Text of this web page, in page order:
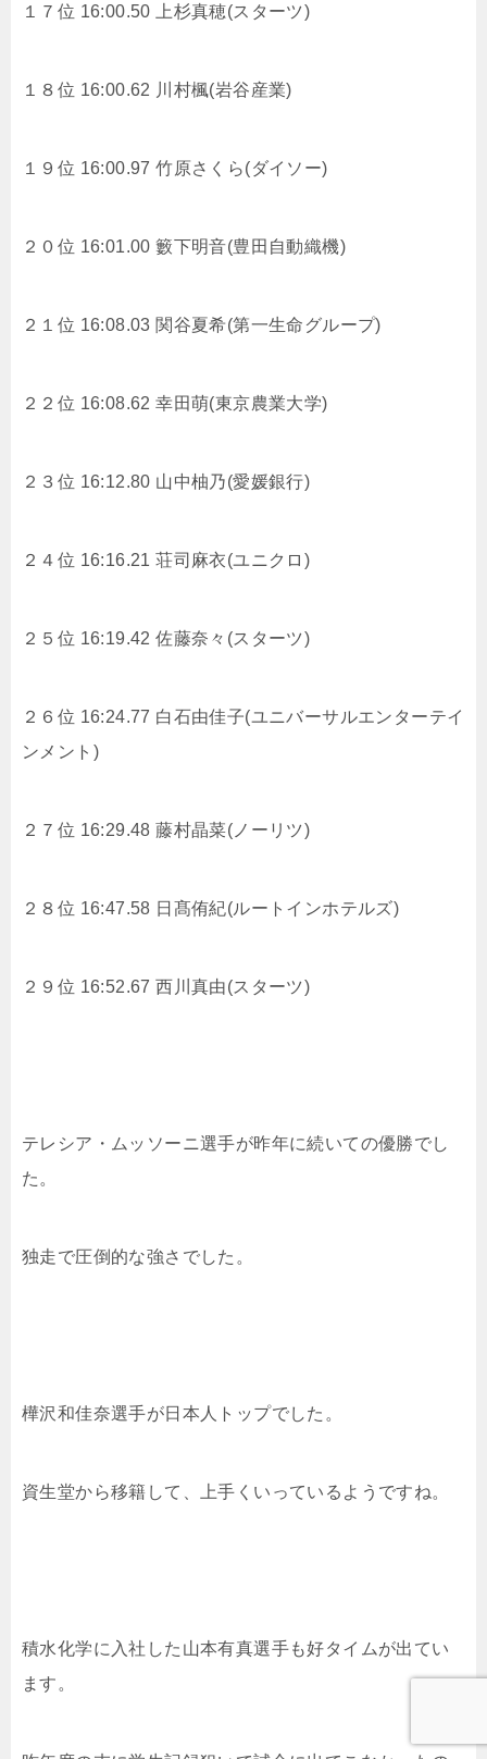
１７位 16:00.50 上杉真穂(スターツ)
１８位 16:00.62 川村楓(岩谷産業)
１９位 16:00.97 竹原さくら(ダイソー)
２０位 16:01.00 籔下明音(豊田自動織機)
２１位 16:08.03 関谷夏希(第一生命グループ)
２２位 16:08.62 幸田萌(東京農業大学)
２３位 16:12.80 山中柚乃(愛媛銀行)
２４位 16:16.21 荘司麻衣(ユニクロ)
２５位 16:19.42 佐藤奈々(スターツ)
２６位 16:24.77 白石由佳子(ユニバーサルエンターテイ
ンメント)
２７位 16:29.48 藤村晶菜(ノーリツ)
２８位 16:47.58 日髙侑紀(ルートインホテルズ)
２９位 16:52.67 西川真由(スターツ)
テレシア・ムッソーニ選手が昨年に続いての優勝でし
た。
独走で圧倒的な強さでした。
樺沢和佳奈選手が日本人トップでした。
資生堂から移籍して、上手くいっているようですね。
積水化学に入社した山本有真選手も好タイムが出てい
ます。